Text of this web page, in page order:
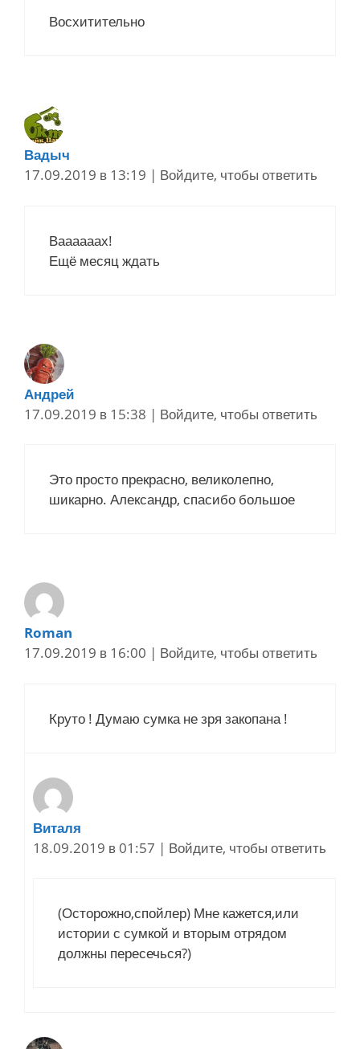
Восхитительно
Вадыч
17.09.2019 в 13:19 | Войдите, чтобы ответить
Ваааааах!
Ещё месяц ждать
Андрей
17.09.2019 в 15:38 | Войдите, чтобы ответить
Это просто прекрасно, великолепно,
шикарно. Александр, спасибо большое
Roman
17.09.2019 в 16:00 | Войдите, чтобы ответить
Круто ! Думаю сумка не зря закопана !
Виталя
18.09.2019 в 01:57 | Войдите, чтобы ответить
(Осторожно,спойлер) Мне кажется,или
истории с сумкой и вторым отрядом
должны пересечься?)